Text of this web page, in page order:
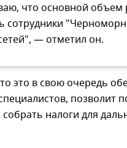
что основной объем
сотрудники
— отметил он.
это в свою очередь
позволит
налоги для